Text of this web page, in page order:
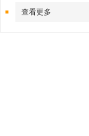
查看更多